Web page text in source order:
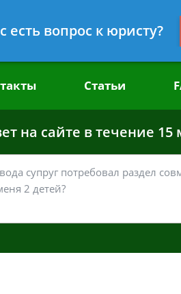
делам
Статьи
на сайте в течение 15
есть вопрос к юристу?